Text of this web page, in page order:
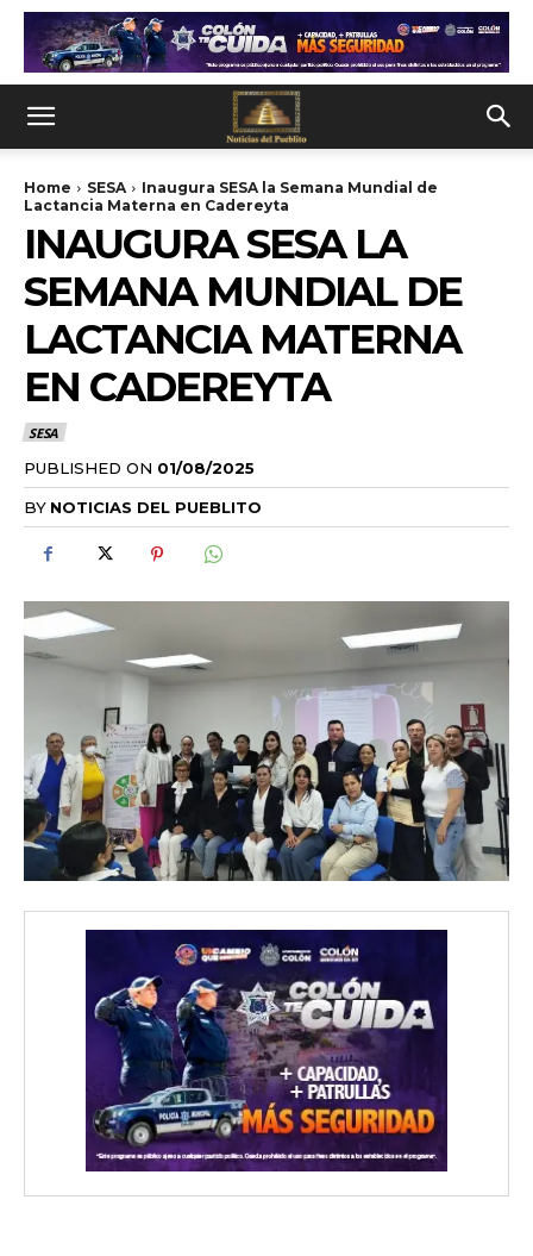
Home SESA
Inaugura SESA la Semana Mundial de
Lactancia Materna en Cadereyta
INAUGURA SESA LA
SEMANA MUNDIAL DE
LACTANCIA MATERNA
EN CADEREYTA
SESA
PUBLISHED ON 01/08/2025
BY NOTICIAS DEL PUEBLITO